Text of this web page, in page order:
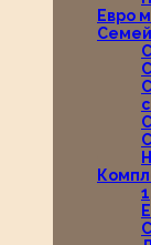
Евро